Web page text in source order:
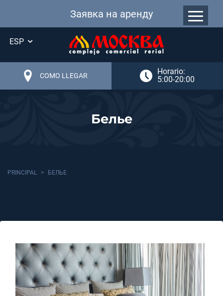
Заявка на аренду
ESP
COMO LLEGAR
Horario:
5:00-20:00
Белье
PRINCIPAL БЕЛЬЕ